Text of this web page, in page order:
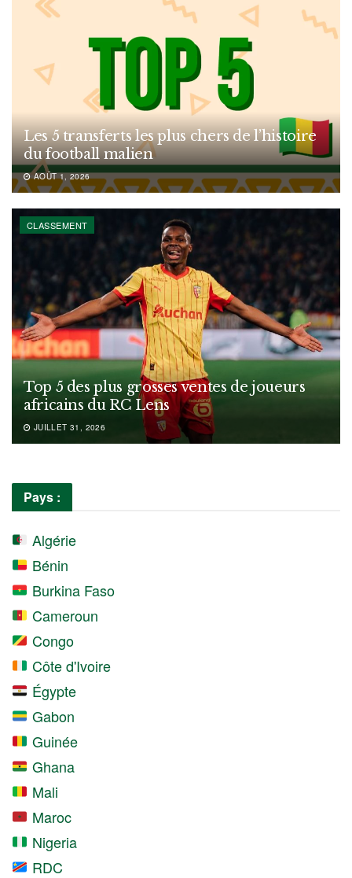
Les 5 transferts les plus chers de l’histoire
du football malien
AOÛT 1, 2026
CLASSEMENT
Top 5 des plus grosses ventes de joueurs
africains du RC Lens
JUILLET 31, 2026
Pays :
Algérie
Bénin
Burkina Faso
Cameroun
Congo
Côte d'Ivoire
Égypte
Gabon
Guinée
Ghana
Mali
Maroc
Nigeria
RDC